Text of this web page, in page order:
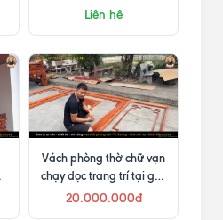
gỗ gụ kích thước 2,77m
Liên hệ
Vách phòng thờ chữ vạn
chạy dọc trang trí tại góc
kết hợp vua sập thờ
20.000.000đ